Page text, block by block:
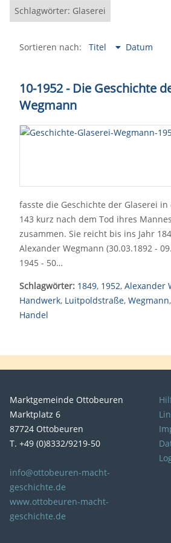
Schlagwörter: Glaserei
Sortieren nach: Titel Datum
10-1952 - Die Geschichte
Wegmann
fasste die Geschichte der Glaserei
143 kurz nach dem Tod ihres
zusammen. Sie reicht bis ins Jahr
Alexander Wegmann (30.03.1892 -
1945 - 50…
Schlagwörter: 1849, 1952, Alexander
Handwerk, Luitpoldstraße, Wegmann,
Handel
Marktgemeinde Ottobeuren
Marktplatz 6
87724 Ottobeuren
T. +49 (0)8332/9219-50
info@ottobeuren-macht-
geschichte.de
www.ottobeuren-macht-
geschichte.de